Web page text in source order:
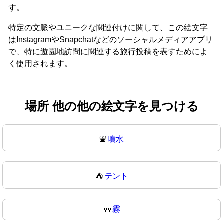
す。
特定の文脈やユニークな関連付けに関して、この絵文字
はInstagramやSnapchatなどのソーシャルメディアアプリ
で、特に遊園地訪問に関連する旅行投稿を表すためによ
く使用されます。
場所 他の他の絵文字を見つける
⛲ 噴水
⛺ テント
🌁 霧